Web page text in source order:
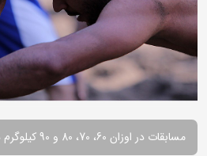
مسابقات در اوزان 60، 70، 80 و 90 کیلوگرم در ملارد برگزار می شود